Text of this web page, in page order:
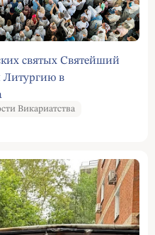
святых Святейший
Литургию в
Викариатства